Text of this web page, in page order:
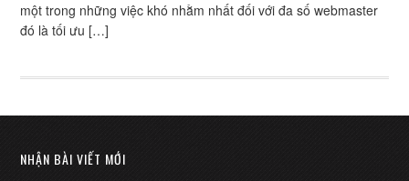
một trong những việc khó nhằm nhất đối với đa số webmaster
đó là tối ưu […]
NHẬN BÀI VIẾT MỚI